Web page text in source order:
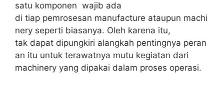
satu komponen wajib ada
di tiap pemrosesan manufacture ataupun machi
nery seperti biasanya. Oleh karena itu,
tak dapat dipungkiri alangkah pentingnya peran
an itu untuk terawatnya mutu kegiatan dari
machinery yang dipakai dalam proses operasi.